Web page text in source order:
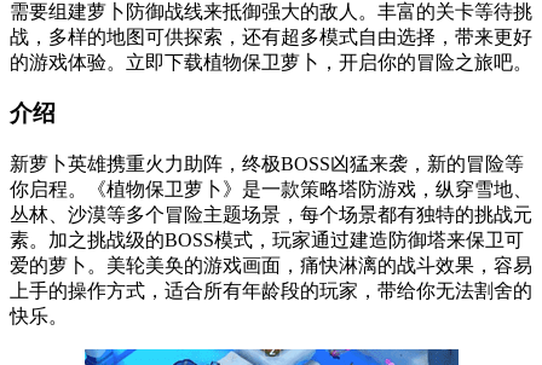
需要组建萝卜防御战线来抵御强大的敌人。丰富的关卡等待挑
战，多样的地图可供探索，还有超多模式自由选择，带来更好
的游戏体验。立即下载植物保卫萝卜，开启你的冒险之旅吧。
介绍
新萝卜英雄携重火力助阵，终极BOSS凶猛来袭，新的冒险等
你启程。《植物保卫萝卜》是一款策略塔防游戏，纵穿雪地、
丛林、沙漠等多个冒险主题场景，每个场景都有独特的挑战元
素。加之挑战级的BOSS模式，玩家通过建造防御塔来保卫可
爱的萝卜。美轮美奂的游戏画面，痛快淋漓的战斗效果，容易
上手的操作方式，适合所有年龄段的玩家，带给你无法割舍的
快乐。